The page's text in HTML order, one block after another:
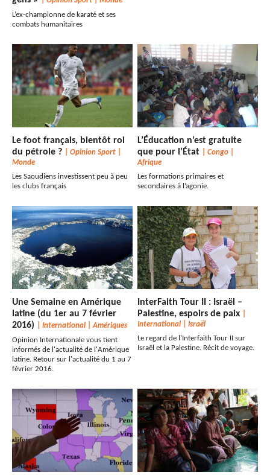
L’ex-championne de karaté et ses
combats humanitaires
Le foot français, bientôt roi
du pétrole ?
Opinion Sport
Monde
Les Saoudiens investissent peu à peu
les clubs français
L’Éducation n’est gratuite
que pour l’État
|Congo
Afrique
Les formations primaires et
secondaires à l’agonie.
Une Semaine en Amérique
latine (du 1er au 7 février
2016)
International |Amériques
Opinion Internationale vous tient
informés de l'actualité de l'Amérique
latine. Retour sur l'actualité du 1 au 7
février 2016.
InterFaith Tour II : Israël –
Palestine, espoirs de paix
International
|Israël
Le regard de l'Interfaith Tour II sur
Israël et la Palestine. Récit de voyage.